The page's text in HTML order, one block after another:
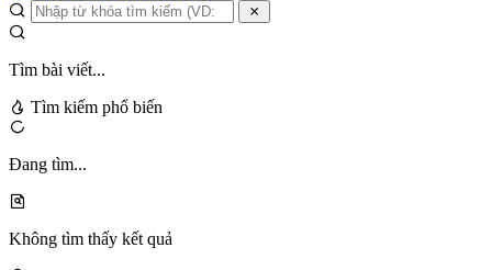
Tìm bài viết...
Tìm kiếm phổ biến
Đang tìm...
Không tìm thấy kết quả